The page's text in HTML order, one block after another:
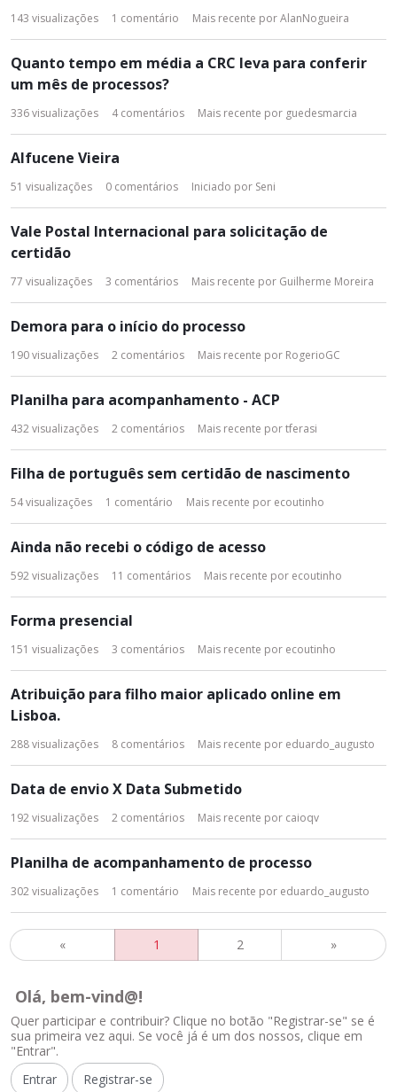
143 visualizações 1 comentário Mais recente porAlanNogueira
Quanto tempo em média a CRC leva para conferir
um mês de processos?
336visualizações 4comentários Mais recente por guedesmarcia
Alfucene Vieira
51 visualizações 0 comentários Iniciado por Seni
Vale Postal Internacional para solicitação de
certidão
77 visualizações 3 comentários Mais recente por Guilherme Moreira
Demora para o início do processo
190visualizações 2 comentários Mais recente por RogerioGC
Planilha para acompanhamento - ACP
432visualizações 2 comentários Mais recente portferasi
Filha de português sem certidão de nascimento
54visualizações 1 comentário Mais recente por ecoutinho
Ainda não recebi o código de acesso
592visualizações 11 comentários Mais recente por ecoutinho
Forma presencial
151 visualizações 3 comentários Mais recente por ecoutinho
Atribuição para filho maior aplicado online em
Lisboa.
288visualizações 8 comentários Mais recente por eduardo_augusto
Data de envio X Data Submetido
192visualizações 2 comentários Mais recente por caioqv
Planilha de acompanhamento de processo
302visualizações 1 comentário Mais recente por eduardo_augusto
« 1 2 »
Olá, bem-vind@!
Quer participar e contribuir? Clique no botão "Registrar-se" se é
sua primeira vez aqui. Se você já é um dos nossos, clique em
"Entrar".
Entrar
Registrar-se